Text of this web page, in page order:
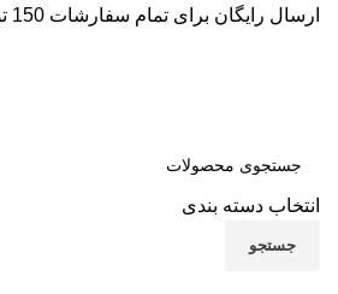
ارسال رایگان برای تمام سفارشات 150 تومانی
انتخاب دسته بندی
جستجو